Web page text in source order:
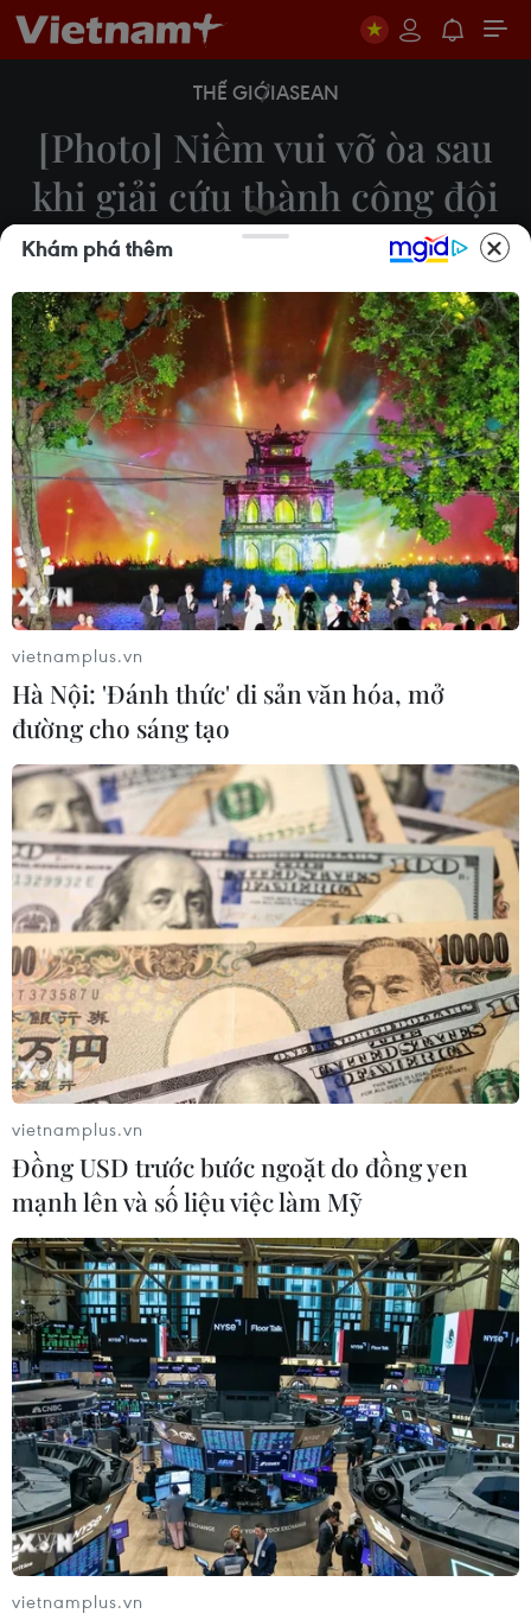
THẾ GIỚIASEAN
[Photo] Niềm vui vỡ òa sau
khi giải cứu thành công đội
bóng Thái Lan
11/07/2018 05:03
Sau những giờ phút căng thẳng ngóng theo quá
trình giải cứu đội bóng thiếu niên, người dân Thái
Lan đã vỡ òa trong niềm vui khi biết tất cả các em
nhỏ đã an toàn.
Người dân Thái Lan mừng vui sau khi nghe tin tất cả các thành
viên đội bóng đã ra ngoài an toàn. (Nguồn: Daily Mail)
Người dân Thái Lan mừng vui sau khi nghe tin tất cả các thành
viên đội bóng đã ra ngoài an toàn. (Nguồn: Daily Mail)
Khám phá thêm
vietnamplus.vn
Hà Nội: 'Đánh thức' di sản văn hóa, mở
đường cho sáng tạo
vietnamplus.vn
Đồng USD trước bước ngoặt do đồng yen
mạnh lên và số liệu việc làm Mỹ
vietnamplus.vn